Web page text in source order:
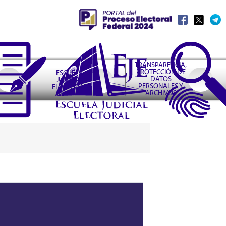
ESCUELA
JUDICIAL
ELECTORAL
TRANSPARENCIA,
PROTECCIÓN DE
DATOS
PERSONALES Y
ARCHIVOS